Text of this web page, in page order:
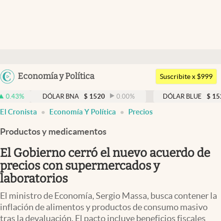
Argentina
Uruguay
Economía y Política
Members
Economía y Política
Finanzas y Mercados
Mercados Online
Negocios
Columnistas
Apertura
Suscribite x $999
DÓLAR BNA $ 1520 0.00% DÓLAR BLUE $ 1525 -0.33
El Cronista Economía Y Política Precios
Productos y medicamentos
El Gobierno cerró el nuevo acuerdo de
precios con supermercados y
laboratorios
El ministro de Economía, Sergio Massa, busca contener la
inflación de alimentos y productos de consumo masivo
tras la devaluación. El pacto incluye beneficios fiscales